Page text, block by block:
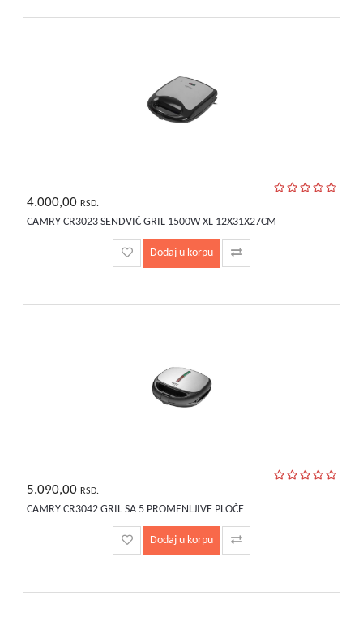
4.000,00 RSD.
CAMRY CR3023 SENDVIČ GRIL 1500W XL 12X31X27CM
Dodaj u korpu
5.090,00 RSD.
CAMRY CR3042 GRIL SA 5 PROMENLJIVE PLOČE
Dodaj u korpu